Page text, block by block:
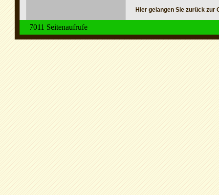
Hier gelangen Sie zurück zur